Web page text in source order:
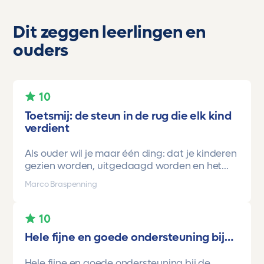
Dit zeggen leerlingen en
ouders
10
Toetsmij: de steun in de rug die elk kind
verdient
Als ouder wil je maar één ding: dat je kinderen
gezien worden, uitgedaagd worden en het
vertrouwen krijgen dat ze méér kunnen dan ze
zelf soms denken. Voor ons is Toetsmij daarin
kader. Een lieve, slimme meid, maar soms
Marco Braspenning
10
Hele fijne en goede ondersteuning bij…